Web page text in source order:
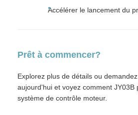
Accélérer le lancement du
Prêt à commencer?
Explorez plus de détails ou
aujourd'hui et voyez comment JY03B
système de contrôle moteur.